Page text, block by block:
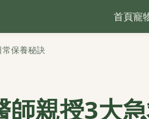
首頁寵
保養秘訣
親授3大